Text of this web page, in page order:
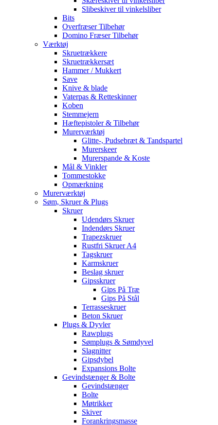
Slibeskiver til vinkelsliber
Bits
Overfræser Tilbehør
Domino Fræser Tilbehør
Værktøj
Skruetrækkere
Skruetrækkersæt
Hammer / Mukkert
Save
Knive & blade
Vaterpas & Retteskinner
Koben
Stemmejern
Hæftepistoler & Tilbehør
Murerværktøj
Glitte-, Pudsebræt & Tandspartel
Murerskeer
Murerspande & Koste
Mål & Vinkler
Tommestokke
Opmærkning
Murerværktøj
Søm, Skruer & Plugs
Skruer
Udendørs Skruer
Indendørs Skruer
Trapezskruer
Rustfri Skruer A4
Tagskruer
Karmskruer
Beslag skruer
Gipsskruer
Gips På Træ
Gips På Stål
Terrasseskruer
Beton Skruer
Plugs & Dyvler
Rawplugs
Sømplugs & Sømdyvel
Slagnitter
Gipsdybel
Expansions Bolte
Gevindstænger & Bolte
Gevindstænger
Bolte
Møtrikker
Skiver
Forankringsmasse